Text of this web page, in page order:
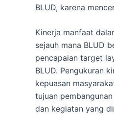
BLUD, karena
Kinerja manfaat
sejauh mana BLUD
pencapaian target
BLUD. Pengukuran
kepuasan
tujuan
dan kegiatan yang